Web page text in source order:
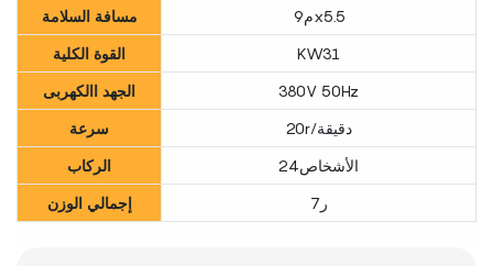
مسافة السلامة
م9x5.5
القوة الكلية
KW31
الجهد االكهربى
380V 50Hz
سرعة
20r/دقيقة
الركاب
الأشخاص24
إجمالي الوزن
ر7